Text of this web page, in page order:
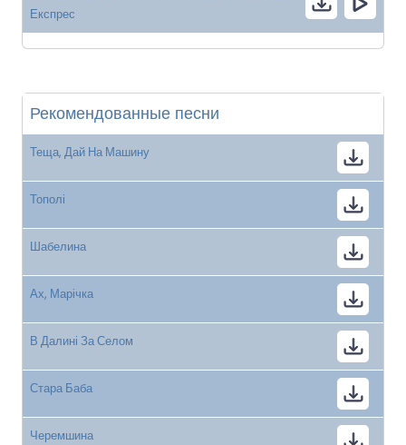
Експрес
Рекомендованные песни
Теща, Дай На Машину
Тополі
Шабелина
Ах, Марічка
В Далині За Селом
Стара Баба
Черемшина